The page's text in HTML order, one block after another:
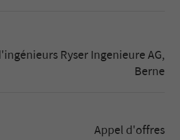
Ryser Ingenieure AG,
Berne
Appel d'offres